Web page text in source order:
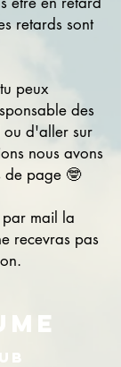
retards sont
peux
des
ou d'aller sur
nous avons
de page 🤓
par mail la
recevras pas